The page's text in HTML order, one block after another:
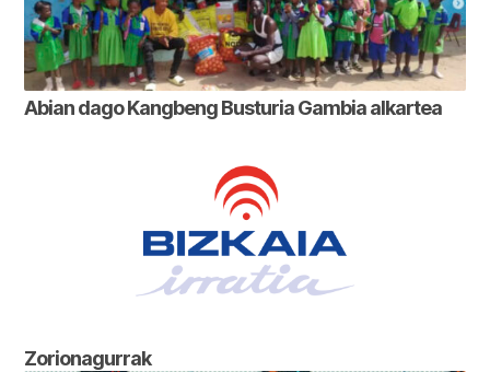
Abian dago Kangbeng Busturia Gambia alkartea
Zorionagurrak